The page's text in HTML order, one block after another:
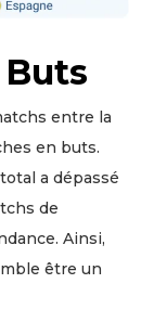
entre la
en buts.
a dépassé
de
Ainsi,
être un